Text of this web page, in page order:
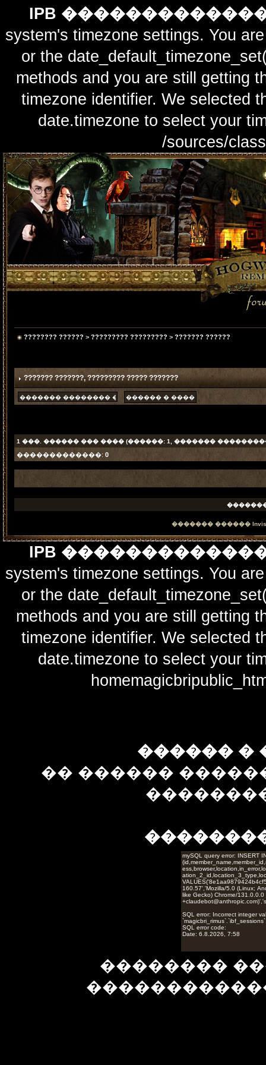
IPB
system's timezone settings. You
or the
methods and you are still getting
timezone identifier. We selected
date.timezone to select
/sources/
???????? ?????? > ????????? ????????? > ??????? ??????
??????? ???????, ????????? ????? ???????
1 ���. ������ ��� ���� (������: 1, �������
�������������: 0
������� ������
IPB
system's timezone settings. You
or the
methods and you are still getting
timezone identifier. We selected
date.timezone to select
������ �
�� ������
��������